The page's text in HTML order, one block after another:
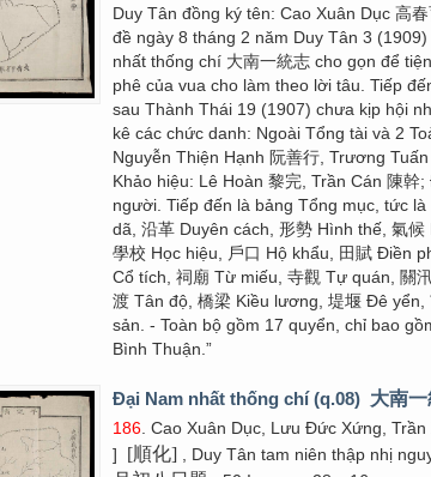
Duy Tân đồng ký tên: Cao Xuân Dục 高
đề ngày 8 tháng 2 năm Duy Tân 3
nhất thống chí 大南一統志 cho gọn để
phê của vua cho làm theo lời tâu. Tiếp
sau Thành Thái 19 (1907) chưa kịp hội
kê các chức danh: Ngoài Tổng tài và 2
Nguyễn Thiện Hạnh 阮善行, Trương
Khảo hiệu: Lê Hoàn 黎完, Trần Cán 陳
người. Tiếp đến là bảng Tổng mục, tức
dã, 沿革 Duyên cách, 形勢 Hình thế, 氣
學校 Học hiệu, 戶口 Hộ khẩu, 田賦 Điền
Cổ tích, 祠廟 Từ miếu, 寺觀 Tự quán, 關
渡 Tân độ, 橋梁 Kiều lương, 堤堰 Đê
sản. - Toàn bộ gồm 17 quyển, chỉ bao
Bình Thuận.”
Đại Nam nhất thống chí (q.08) 大南
186 . Cao Xuân Dục, Lưu Đức Xứng, Trần
]
[順化] , Duy Tân tam niên thập nhị